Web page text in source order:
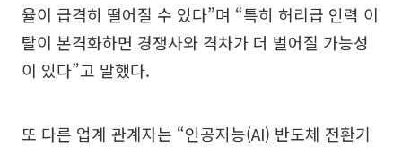
율이 급격히 떨어질 수 있다”며 “특히 허리급 인력 이
탈이 본격화하면 경쟁사와 격차가 더 벌어질 가능성
이 있다”고 말했다.
또 다른 업계 관계자는 “인공지능(AI) 반도체 전환기